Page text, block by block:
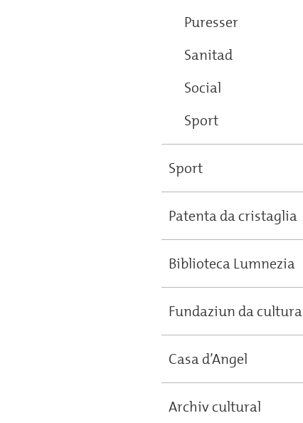
Puresser
Sanitad
Social
Sport
Sport
Patenta da cristaglia
Biblioteca Lumnezia
Fundaziun da cultura
Casa d’Angel
Archiv cultural